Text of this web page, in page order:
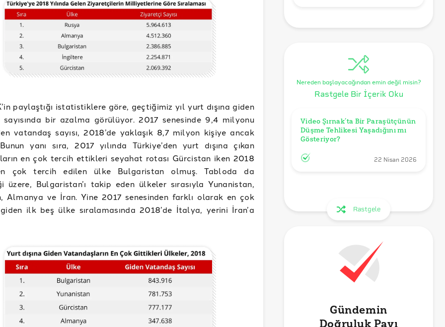
paylaştığı istatistiklere göre, geçtiğimiz yıl yurt dışına giden
bir azalma görülüyor. 2017 senesinde 9,4 milyonu
vatandaş sayısı, 2018’de yaklaşık 8,7 milyon kişiye ancak
yanı sıra, 2017 yılında Türkiye’den yurt dışına çıkan
en çok tercih ettikleri seyahat rotası Gürcistan iken 2018
çok tercih edilen ülke Bulgaristan olmuş. Tabloda da
üzere, Bulgaristan’ı takip eden ülkeler sırasıyla Yunanistan,
Almanya ve İran. Yine 2017 senesinden farklı olarak en çok
ilk beş ülke sıralamasında 2018’de İtalya, yerini İran’a
Nereden başlayacağından emin değil misin?
Rastgele Bir İçerik Oku
Video Şırnak’ta Bir Paraşütçünün
Düşme Tehlikesi Yaşadığını mı
Gösteriyor?
22 Nisan 2026
Rastgele
Gündemin
Doğruluk Payı